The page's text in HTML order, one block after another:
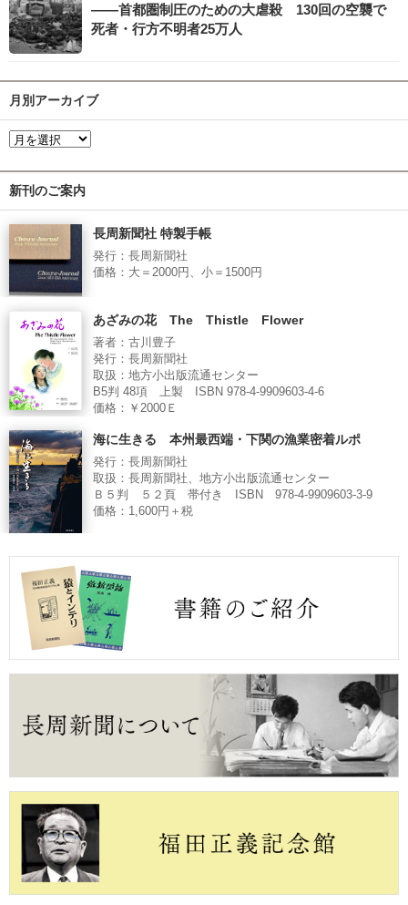
――首都圏制圧のための大虐殺 130回の空襲で
死者・行方不明者25万人
月別アーカイブ
新刊のご案内
長周新聞社 特製手帳
発行：長周新聞社
価格：大＝2000円、小＝1500円
あざみの花 The Thistle Flower
著者：古川豊子
発行：長周新聞社
取扱：地方小出版流通センター
B5判 48項 上製 ISBN 978-4-9909603-4-6
価格：￥2000Ｅ
海に生きる 本州最西端・下関の漁業密着ルポ
発行：長周新聞社
取扱：長周新聞社、地方小出版流通センター
Ｂ５判 ５２頁 帯付き ISBN 978-4-9909603-3-9
価格：1,600円＋税